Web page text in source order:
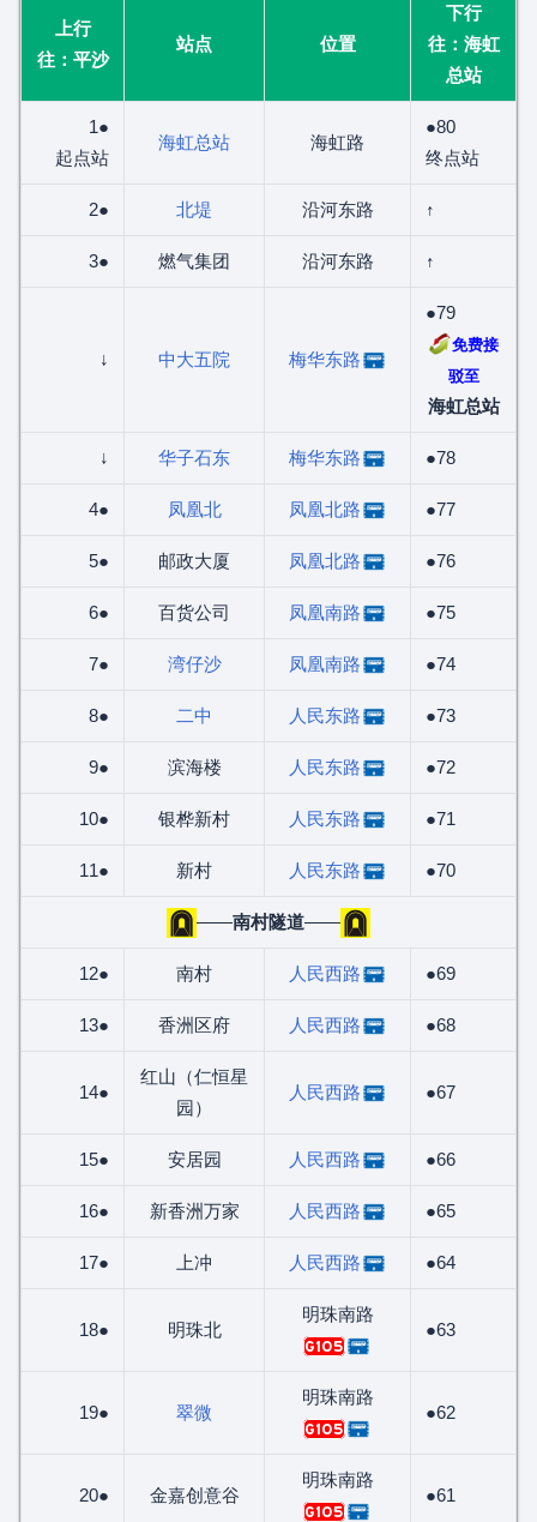
上行
往：平沙
站点 位置
下行
往：海虹
总站
1●
起点站
海虹总站 海虹路
●80
终点站
2● 北堤 沿河东路 ↑
3● 燃气集团 沿河东路 ↑
↓ 中大五院 梅华东路
●79
免费接
驳至
海虹总站
↓ 华子石东 梅华东路 ●78
4● 凤凰北 凤凰北路 ●77
5● 邮政大厦 凤凰北路 ●76
6● 百货公司 凤凰南路 ●75
7● 湾仔沙 凤凰南路 ●74
8● 二中 人民东路 ●73
9● 滨海楼 人民东路 ●72
10● 银桦新村 人民东路 ●71
11● 新村 人民东路 ●70
——南村隧道——
12● 南村 人民西路 ●69
13● 香洲区府 人民西路 ●68
14●
红山（仁恒星
园）
人民西路 ●67
15● 安居园 人民西路 ●66
16● 新香洲万家 人民西路 ●65
17● 上冲 人民西路 ●64
18● 明珠北
明珠南路
G105
●63
19● 翠微
明珠南路
G105
●62
20● 金嘉创意谷
明珠南路
G105
●61